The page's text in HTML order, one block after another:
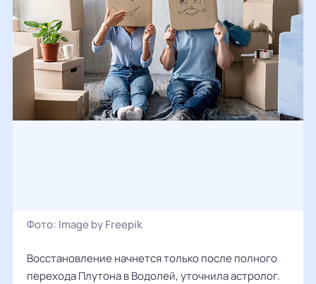
Фото: Image by Freepik
Восстановление начнется только после полного
перехода Плутона в Водолей, уточнила астролог.